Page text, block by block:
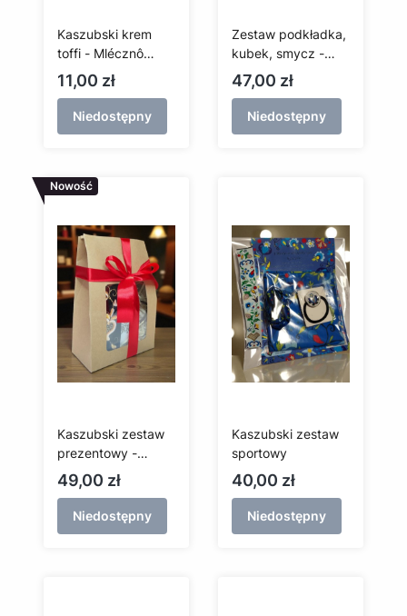
Kaszubski krem
toffi - Mlécznô
Krusza - 245 g
krówki
Cena
11,00 zł
Niedostępny
Zestaw podkładka,
kubek, smycz -
kaszubskie nuty
Cena
47,00 zł
Niedostępny
Nowość
Kaszubski zestaw
prezentowy -
kubek + świeczka
+ zakładka
Cena
49,00 zł
Niedostępny
Kaszubski zestaw
sportowy
Cena
40,00 zł
Niedostępny